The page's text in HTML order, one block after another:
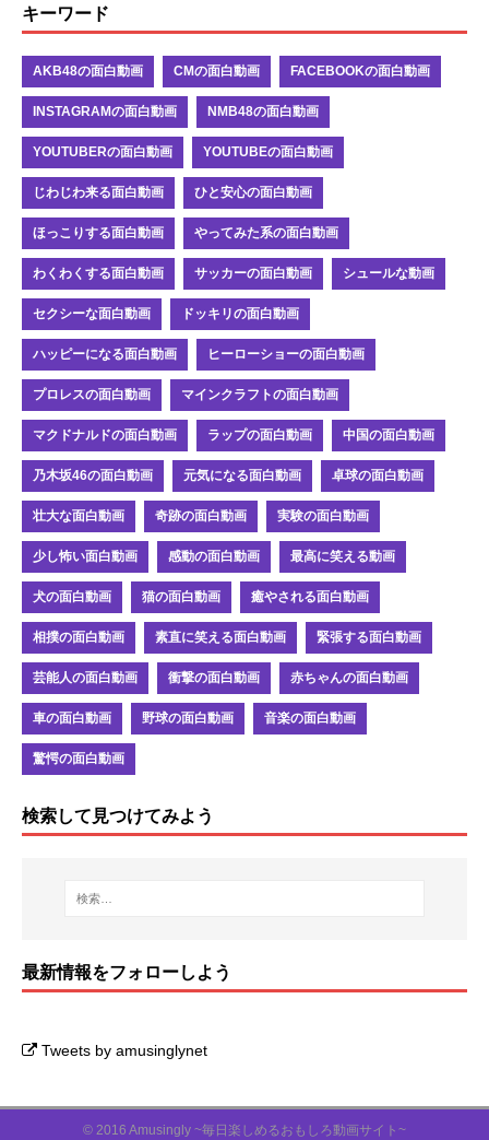
キーワード
AKB48の面白動画 CMの面白動画 FACEBOOKの面白動画
INSTAGRAMの面白動画 NMB48の面白動画
YOUTUBERの面白動画 YOUTUBEの面白動画
じわじわ来る面白動画 ひと安心の面白動画
ほっこりする面白動画 やってみた系の面白動画
わくわくする面白動画 サッカーの面白動画 シュールな動画
セクシーな面白動画 ドッキリの面白動画
ハッピーになる面白動画 ヒーローショーの面白動画
プロレスの面白動画 マインクラフトの面白動画
マクドナルドの面白動画 ラップの面白動画 中国の面白動画
乃木坂46の面白動画 元気になる面白動画 卓球の面白動画
壮大な面白動画 奇跡の面白動画 実験の面白動画
少し怖い面白動画 感動の面白動画 最高に笑える動画
犬の面白動画 猫の面白動画 癒やされる面白動画
相撲の面白動画 素直に笑える面白動画 緊張する面白動画
芸能人の面白動画 衝撃の面白動画 赤ちゃんの面白動画
車の面白動画 野球の面白動画 音楽の面白動画
驚愕の面白動画
検索して見つけてみよう
最新情報をフォローしよう
Tweets by amusinglynet
© 2016 Amusingly ~毎日楽しめるおもしろ動画サイト~